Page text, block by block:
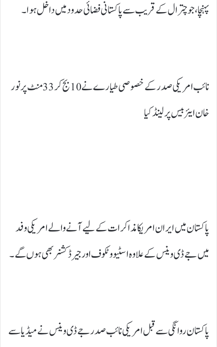
پہنچا، جو چترال کے قریب سے پاکستانی فضائی حدود میں داخل ہوا۔
نائب امریکی صدر کے خصوصی طیارے نے 10 بج کر 33 منٹ پر نور
خان ایئر بیس پر لینڈ کیا
پاکستان میں ایران امریکا مذاکرات کے لیے آنے والے امریکی وفد
میں جے ڈی وینس کے علاوہ اسٹیو وٹکوف اور جیرڈ کشنر بھی ہوں گے۔
پاکستان روانگی سے قبل امریکی نائب صدر جے ڈی وینس نے میڈیا سے